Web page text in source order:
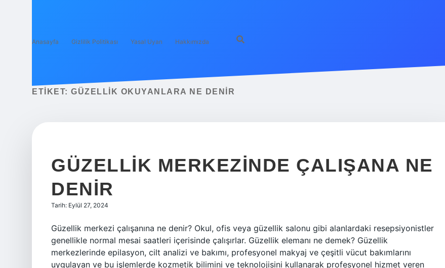
Anasayfa Gizlilik Politikası Yasal Uyarı Hakkımızda
ETIKET: GÜZELLIK OKUYANLARA NE DENIR
GÜZELLIK MERKEZINDE ÇALIŞANA NE
DENIR
Tarih: Eylül 27, 2024
Güzellik merkezi çalışanına ne denir? Okul, ofis veya güzellik salonu gibi alanlardaki resepsiyonistler
genellikle normal mesai saatleri içerisinde çalışırlar. Güzellik elemanı ne demek? Güzellik
merkezlerinde epilasyon, cilt analizi ve bakımı, profesyonel makyaj ve çeşitli vücut bakımlarını
uygulayan ve bu işlemlerde kozmetik bilimini ve teknolojisini kullanarak profesyonel hizmet veren